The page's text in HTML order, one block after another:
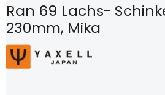
Ran 69 Lachs-
230mm, Mika